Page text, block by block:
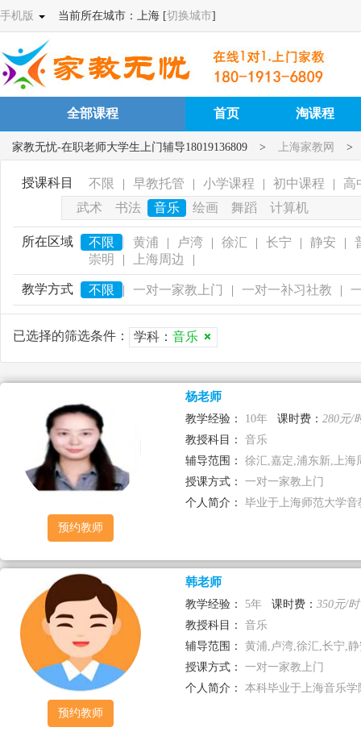
手机版 当前所在城市：上海 [切换城市]
全部课程 首页 淘课程
家教无忧-在职老师大学生上门辅导18019136809 > 上海家教网 >
授课科目 不限 | 早教托管 | 小学课程 | 初中课程 |
高
武术
书法 音乐 绘画 舞蹈 计算机
所在区域 不限 | 黄浦 | 卢湾 | 徐汇 | 长宁 | 静安 |
崇明
| 上海周边 |
教学方式 不限 | 一对一家教上门 | 一对一补习社教 |
已选择的筛选条件： 学科： 音乐
预约教师
杨老师
教学经验： 10年 课时费： 280元/
教授科目：
音乐
辅导范围：
徐汇,嘉定,浦东新,上海
授课方式：
一对一家教上门
个人简介：
毕业于上海师范大学
预约教师
韩老师
教学经验： 5年 课时费： 350元/时
教授科目：
音乐
辅导范围：
黄浦,卢湾,徐汇,长宁,
授课方式：
一对一家教上门
个人简介：
本科毕业于上海音乐